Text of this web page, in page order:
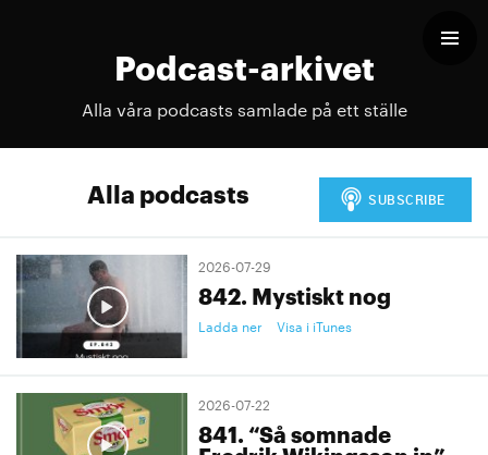
Podcast-arkivet
Alla våra podcasts samlade på ett ställe
Alla podcasts
2026-07-29
842. Mystiskt nog
Ladda ner Visa i iTunes
2026-07-22
841. “Så somnade